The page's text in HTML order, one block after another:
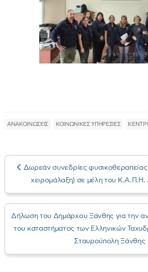
ΑΝΑΚΟΙΝΩΣΕΙΣ ΚΟΙΝΩΝΙΚΕΣ ΥΠΗΡΕΣΙΕΣ
Δωρεάν συνεδρίες φυσικοθεραπείας
χειρομάλαξη) σε μέλη του
Δήλωση του Δημάρχου Ξάνθης για την
του καταστήματος των Ελληνικών
Σταυρούπολη Ξάνθης